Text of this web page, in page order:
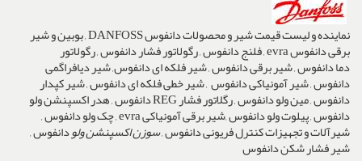
نماینده و لیست قیمت شیر و محصولات دانفوسDANFOSS, بوبین و شیر
برقی دانفوس evra , فلنج دانفوس , رگولاتور فشار دانفوس , رگولاتور
دما دانفوس , شیر برقی دانفوس , شیر فلکه ای دانفوس, شیر دیافراگمی
دانفوس , شیر آمونیاکی دانفوس , شیر خطی فلکه ای دانفوس , شیر کپدار
دانفوس , مین ولو دانفوس , رگلاتور فشار REG دانفوس , هدر اکسپنشن ولو
دانفوس , پیلوت ولو دانفوس ,شیر برقی آمونیاکی evra , چک ولو دانفوس ,
شیرآلات و تجهیزات کنترل فریونی دانفوس ,سوزن اکسپنشن ولودانفوس ,
شیر فشار شکن دانفوس